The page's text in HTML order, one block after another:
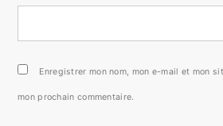
Enregistrer mon nom, mon e-mail et mon
mon prochain commentaire.